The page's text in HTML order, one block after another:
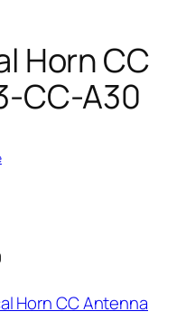
Horn CC
CC-A30
Horn CC Antenna